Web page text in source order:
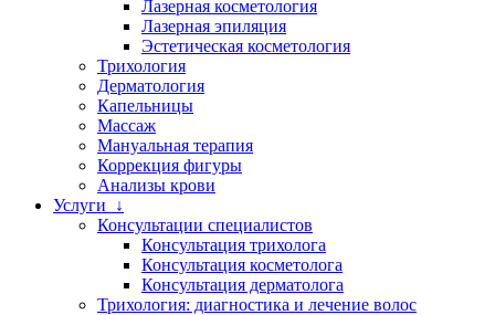
Лазерная косметология
Лазерная эпиляция
Эстетическая косметология
Трихология
Дерматология
Капельницы
Массаж
Мануальная терапия
Коррекция фигуры
Анализы крови
Услуги ↓
Консультации специалистов
Консультация трихолога
Консультация косметолога
Консультация дерматолога
Трихология: диагностика и лечение волос